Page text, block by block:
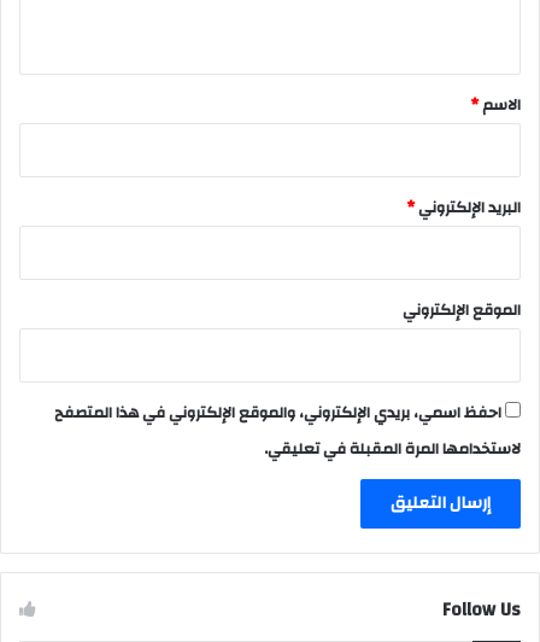
*
الاسم*
البريد الإلكتروني*
الموقع الإلكتروني
احفظ اسمي، بريدي الإلكتروني، والموقع الإلكتروني في هذا المتصفح
لاستخدامها المرة المقبلة في تعليقي.
Follow Us